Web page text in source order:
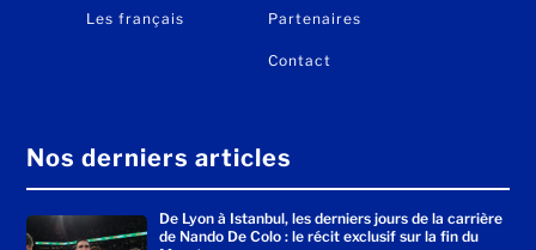
Dossier ELF Emissions
Fantasy
Nos derniers articles